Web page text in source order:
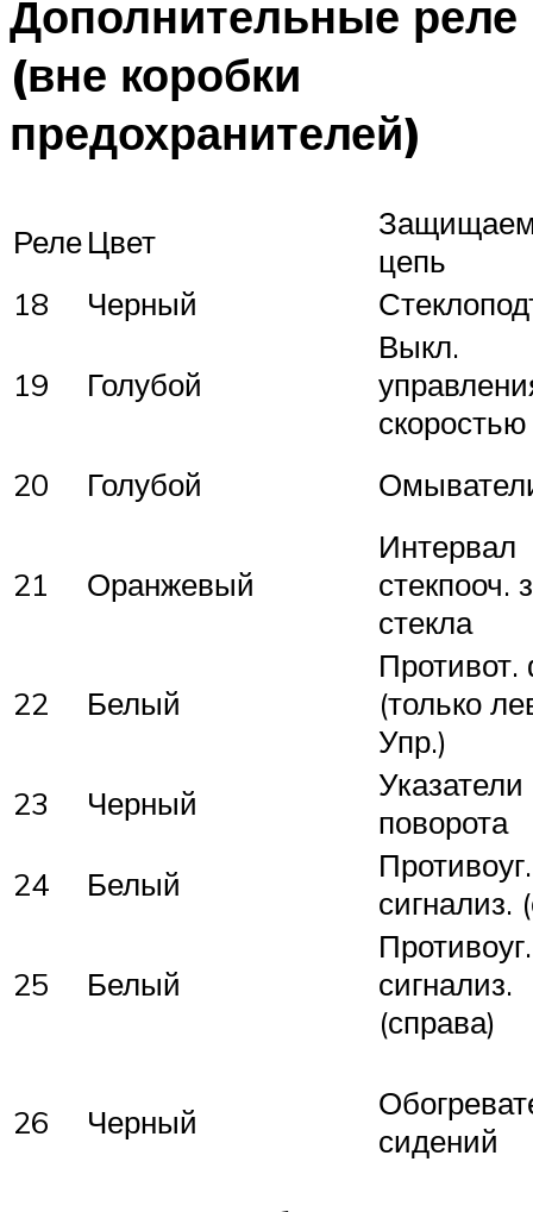
Дополнительные реле
(вне коробки
предохранителей)
РелеЦвет
цепь
18
Черный
19 Голубой
Выкл.
скоростью
20
Голубой
21 Оранжевый
Интервал
стекпооч.
стекла
22 Белый
(только
Упр.)
23
Черный
Указатели
поворота
24
Белый
Противоуг.
сигнализ.
25 Белый
Противоуг.
сигнализ.
(справа)
26 Черный
сидений